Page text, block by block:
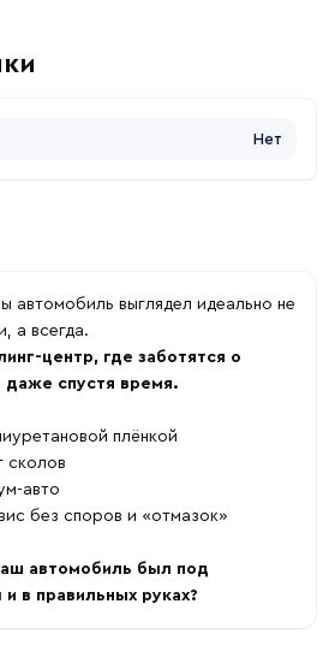
Нет
автомобиль выглядел идеально не
а всегда.
центр, где заботятся о
спустя время.
плёнкой
сколов
авто
без споров и «отмазок»
автомобиль был под
в правильных руках?